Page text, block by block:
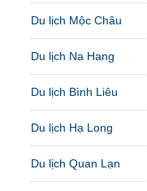
Du lịch Mộc Châu
Du lịch Na Hang
Du lịch Bình Liêu
Du lịch Hạ Long
Du lịch Quan Lạn